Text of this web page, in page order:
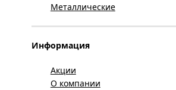
Металлические
Информация
Акции
О компании